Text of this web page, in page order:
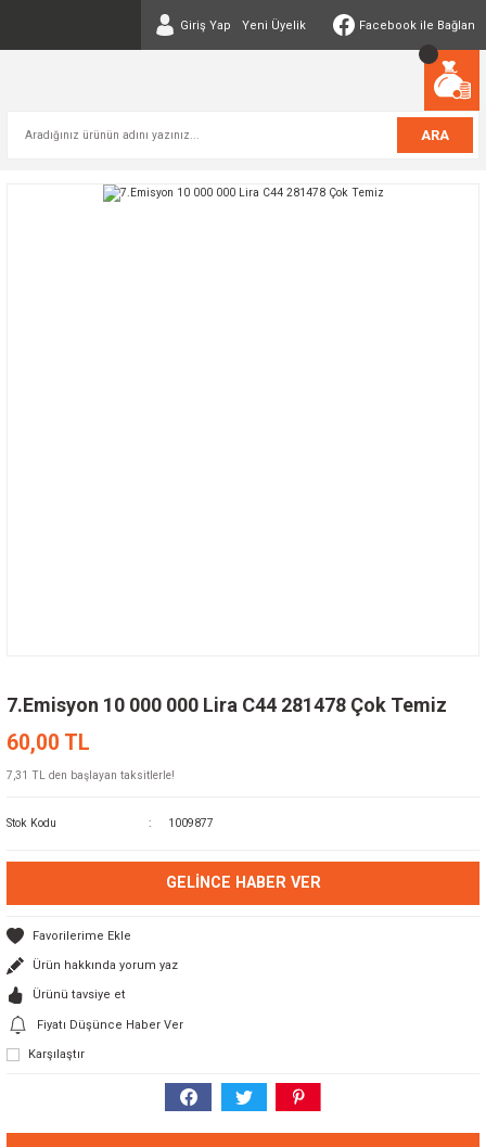
Giriş Yap Yeni Üyelik Facebook ile Bağlan
ARA
7.Emisyon 10 000 000 Lira C44 281478 Çok Temiz
60,00 TL
7,31 TL den başlayan taksitlerle!
Stok Kodu 1009877
GELINCE HABER VER
Ürün hakkında yorum yaz
Ürünü tavsiye et
Fiyatı Düşünce Haber Ver
Karşılaştır